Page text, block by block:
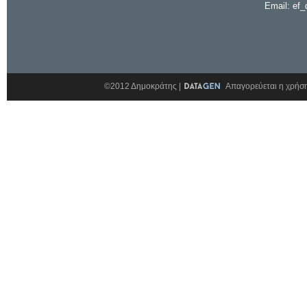
Email:
©2012 Δημοκράτης | Απαγορεύεται η